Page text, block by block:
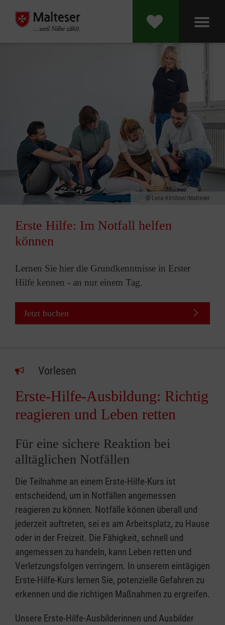
Lena Kirchner/Malteser
Erste Hilfe: Im Notfall helfen
können
Lernen Sie hier die Grundkenntnisse in Erster
Hilfe kennen - an nur einem Tag.
Jetzt buchen
Vorlesen
Erste-Hilfe-Ausbildung: Richtig
reagieren und Leben retten
Für eine sichere Reaktion bei
alltäglichen Notfällen
Die Teilnahme an einem Erste-Hilfe-Kurs ist
entscheidend, um in Notfällen angemessen
reagieren zu können. Notfälle können überall und
jederzeit auftreten, sei es am Arbeitsplatz, zu Hause
oder in der Freizeit. Die Fähigkeit, schnell und
angemessen zu handeln, kann Leben retten und
Verletzungsfolgen verringern. In unserem eintägigen
Erste-Hilfe-Kurs lernen Sie, potenzielle Gefahren zu
erkennen und die richtigen Maßnahmen zu ergreifen.
Unsere Erste-Hilfe-Ausbilderinnen und Ausbilder